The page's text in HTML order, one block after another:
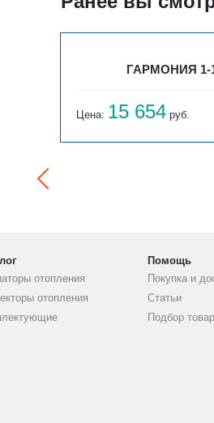
ГАРМОНИЯ 1-
Цена: 15 654 руб.
отопления
отопления
Помощь
Покупка и
Статьи
Подбор